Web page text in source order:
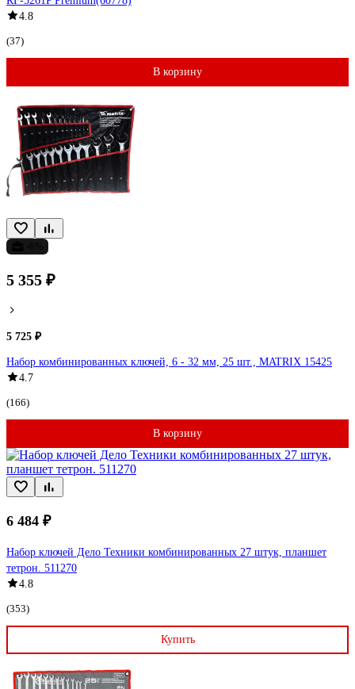
4.8
(37)
В корзину
5 355 ₽
5 725 ₽
Набор комбинированных ключей, 6 - 32 мм, 25 шт., MATRIX 15425
4.7
(166)
В корзину
6 484 ₽
Набор ключей Дело Техники комбинированных 27 штук, планшет
тетрон. 511270
4.8
(353)
Купить